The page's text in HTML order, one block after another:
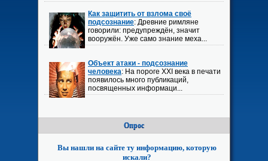
Как защитить от взлома своё
подсознание: Древние римляне
говорили: предупреждён, значит
вооружён. Уже само знание меха...
Объект атаки - подсознание
человека: На пороге XXI века в печати
появилось много публикаций,
посвященных информаци...
Опрос
Вы нашли на сайте ту информацию, которую
искали?